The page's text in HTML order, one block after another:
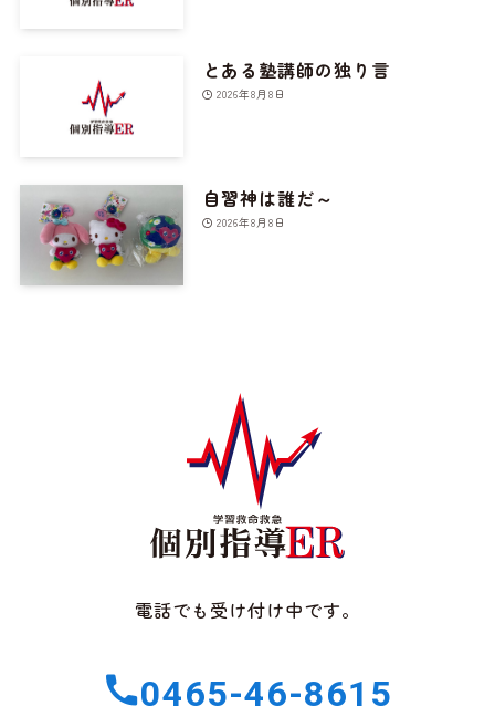
とある塾講師の独り言
2026年8月8日
自習神は誰だ～
2026年8月8日
電話でも受け付け中です。
0465-46-8615